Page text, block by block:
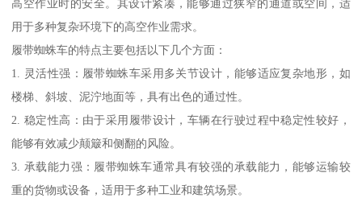
高空作业时的安全。其设计紧凑，能够通过狭窄的通道或空间，适
用于多种复杂环境下的高空作业需求。
履带蜘蛛车的特点主要包括以下几个方面：
1. 灵活性强：履带蜘蛛车采用多关节设计，能够适应复杂地形，如
楼梯、斜坡、泥泞地面等，具有出色的通过性。
2. 稳定性高：由于采用履带设计，车辆在行驶过程中稳定性较好，
能够有效减少颠簸和侧翻的风险。
3. 承载能力强：履带蜘蛛车通常具有较强的承载能力，能够运输较
重的货物或设备，适用于多种工业和建筑场景。